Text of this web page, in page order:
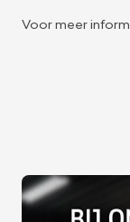
Voor meer